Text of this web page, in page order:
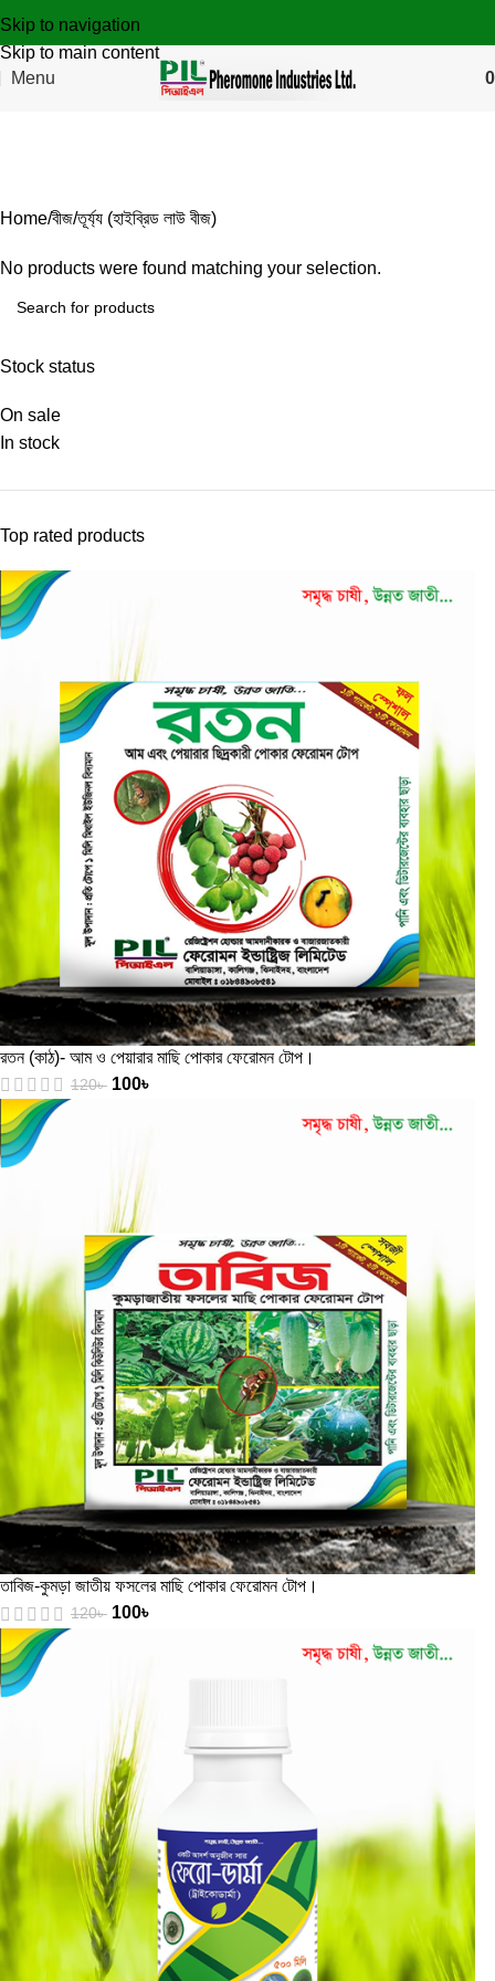
Skip to navigation
Skip to main content
Menu
0
Stock status
On sale
In stock
Top rated products
রতন (কাঠ)- আম ও পেয়ারার মাছি পোকার ফেরোমন টোপ।
120৳ 100৳
তাবিজ-কুমড়া জাতীয় ফসলের মাছি পোকার ফেরোমন টোপ।
120৳ 100৳
Home বীজ তূর্য্য (হাইব্রিড লাউ বীজ)
No products were found matching your selection.